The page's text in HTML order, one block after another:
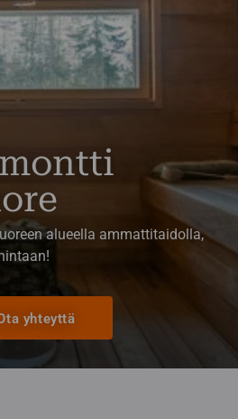
alueella ammattitaidolla,
yhteyttä